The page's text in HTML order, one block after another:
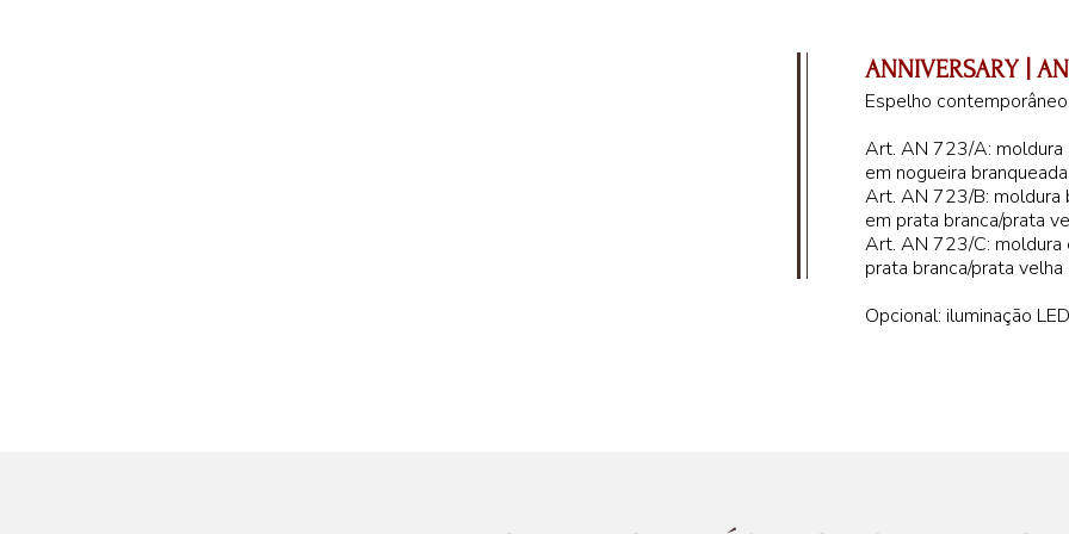
ANNIVERSARY |
Espelho
Art. AN 723/A: moldura
em nogueira
Art. AN 723/B: moldura
em prata branca/prata
Art. AN 723/C: moldura
prata branca/prata velha
Opcional: iluminação